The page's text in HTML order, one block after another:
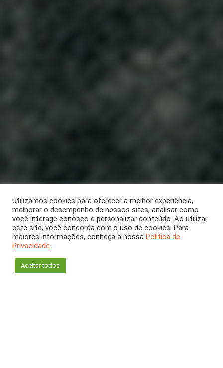
ARTIGO Janeiro/Fevereiro 2024[CH 406]
Como a ditadura
deixou o país adoecer
Utilizamos cookies para oferecer a melhor experiência,
melhorar o desempenho de nossos sites, analisar como
você interage conosco e personalizar conteúdo. Ao utilizar
este site, você concorda com o uso de cookies. Para
maiores informações, conheça a nossa Política de
Privacidade.
Aceitar todos